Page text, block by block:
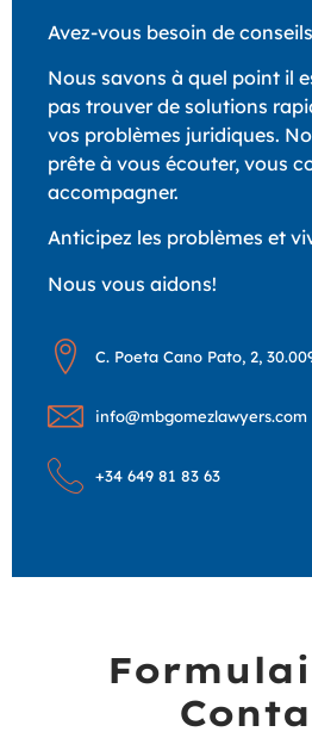
Avez-vous besoin de
Nous savons à quel point il
pas trouver de solutions
vos problèmes juridiques.
prête à vous écouter, vous
accompagner.
Anticipez les problèmes et
Nous vous aidons!
C. Poeta Cano Pato, 2,
info@mbgomezlawyers.com
+34 649 81 83 63